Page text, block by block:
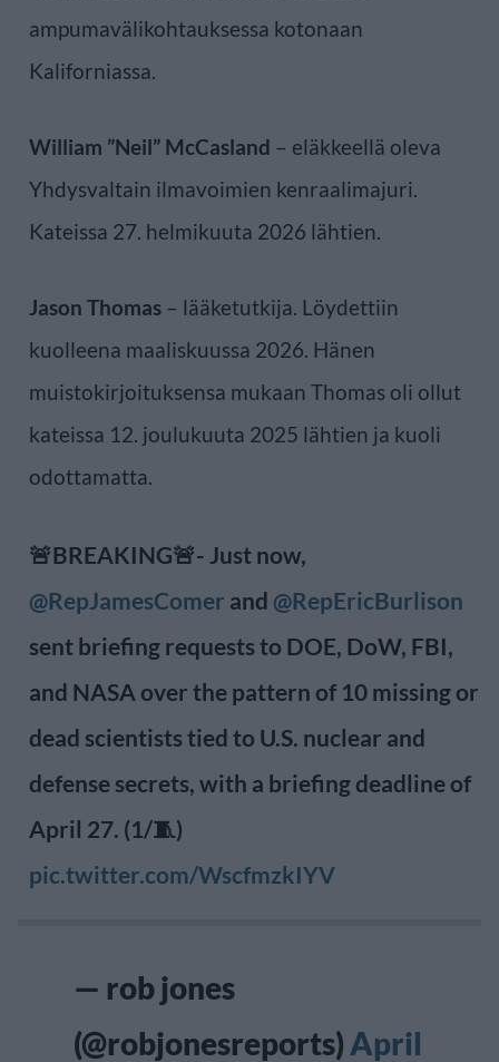
ampumavälikohtauksessa kotonaan
Kaliforniassa.
William ”Neil” McCasland – eläkkeellä oleva
Yhdysvaltain ilmavoimien kenraalimajuri.
Kateissa 27. helmikuuta 2026 lähtien.
Jason Thomas – lääketutkija. Löydettiin
kuolleena maaliskuussa 2026. Hänen
muistokirjoituksensa mukaan Thomas oli ollut
kateissa 12. joulukuuta 2025 lähtien ja kuoli
odottamatta.
🚨BREAKING🚨- Just now,
@RepJamesComer and @RepEricBurlison
sent briefing requests to DOE, DoW, FBI,
and NASA over the pattern of 10 missing or
dead scientists tied to U.S. nuclear and
defense secrets, with a briefing deadline of
April 27. (1/🧵)
pic.twitter.com/WscfmzkIYV
— rob jones
(@robjonesreports)April